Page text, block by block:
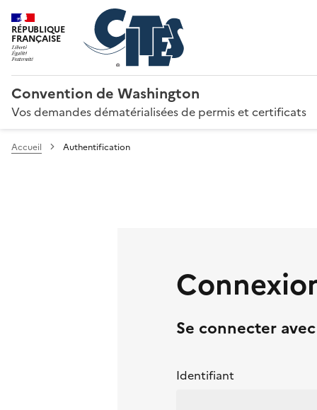
RÉPUBLIQUE
FRANÇAISE
Convention de Washington
Vos demandes dématérialisées de permis et certificats
Accueil Authentification
Se connecter
Identifiant